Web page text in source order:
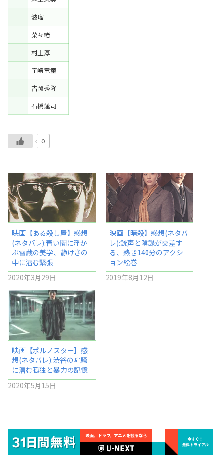
波瑠
菜々緒
村上淳
宇崎竜童
吉岡秀隆
石橋蓮司
0
映画【ある殺し屋】感想
(ネタバレ):青い闇に浮か
ぶ雷蔵の美学、静けさの
中に潜む緊張
2020年3月29日
映画【暗殺】感想(ネタバ
レ):銃声と陰謀が交差す
る、熱き140分のアクシ
ョン絵巻
2019年8月12日
映画【ポルノスター】感
想(ネタバレ):渋谷の喧騒
に潜む孤独と暴力の記憶
2020年5月15日